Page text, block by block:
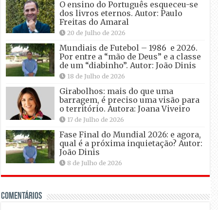
O ensino do Português esqueceu-se
dos livros eternos. Autor: Paulo
Freitas do Amaral
20 de Julho de 2026
Mundiais de Futebol – 1986 e 2026.
Por entre a “mão de Deus” e a classe
de um “diabinho”. Autor: João Dinis
18 de Julho de 2026
Girabolhos: mais do que uma
barragem, é preciso uma visão para
o território. Autora: Joana Viveiro
17 de Julho de 2026
Fase Final do Mundial 2026: e agora,
qual é a próxima inquietação? Autor:
João Dinis
8 de Julho de 2026
Comentários